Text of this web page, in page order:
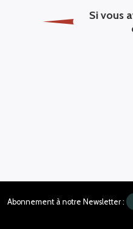
Si vous
Abonnement à notre Newsletter :